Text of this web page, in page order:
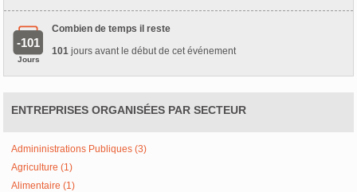
-101
Jours
Combien de temps il reste
101 jours avant le début de cet événement
ENTREPRISES ORGANISÉES PAR SECTEUR
Admininistrations Publiques (3)
Agriculture (1)
Alimentaire (1)